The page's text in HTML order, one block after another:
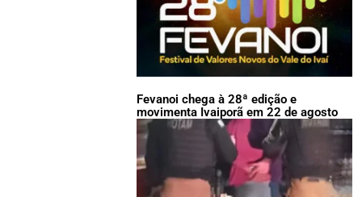
Fevanoi chega à 28ª edição e
movimenta Ivaiporã em 22 de agosto